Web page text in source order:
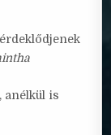
anélkül is